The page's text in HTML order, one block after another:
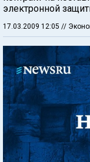
электронной
17.03.2009 12:05 //